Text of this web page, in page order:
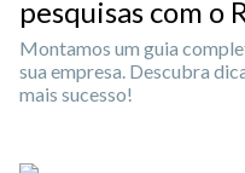
pesquisas com o
Montamos um guia
sua empresa. Descubra
mais sucesso!